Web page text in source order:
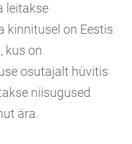
leitakse
kinnitusel on Eestis
kus on
osutajalt hüvitis
niisugused
ära.